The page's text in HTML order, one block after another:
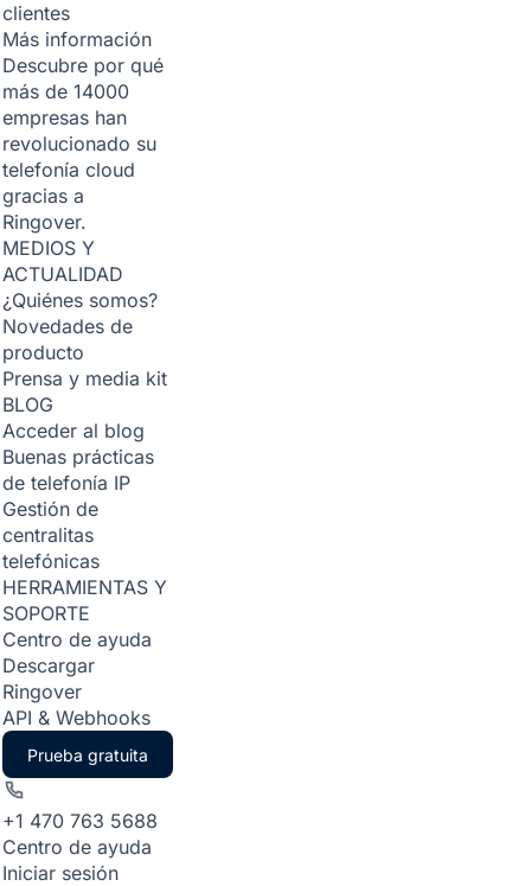
clientes
Más información
Descubre por qué
más de 14000
empresas han
revolucionado su
telefonía cloud
gracias a
Ringover.
MEDIOS Y
ACTUALIDAD
¿Quiénes somos?
Novedades de
producto
Prensa y media kit
BLOG
Acceder al blog
Buenas prácticas
de telefonía IP
Gestión de
centralitas
telefónicas
HERRAMIENTAS Y
SOPORTE
Centro de ayuda
Descargar
Ringover
API & Webhooks
Prueba gratuita
+1 470 763 5688
Centro de ayuda
Iniciar sesión